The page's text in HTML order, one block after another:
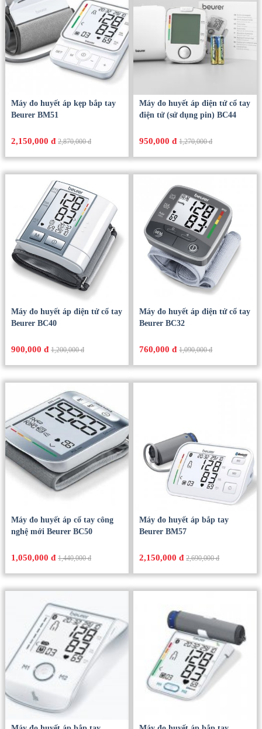
Máy đo huyết áp kẹp bắp tay
Beurer BM51
2,150,000 đ 2,870,000 đ
Máy đo huyết áp điện tử cổ tay
điện tử (sử dụng pin) BC44
950,000 đ 1,270,000 đ
Máy đo huyết áp điện tử cổ tay
Beurer BC40
900,000 đ 1,200,000 đ
Máy đo huyết áp điện tử cổ tay
Beurer BC32
760,000 đ 1,090,000 đ
Máy đo huyết áp cổ tay công
nghệ mới Beurer BC50
1,050,000 đ 1,440,000 đ
Máy đo huyết áp bắp tay
Beurer BM57
2,150,000 đ 2,690,000 đ